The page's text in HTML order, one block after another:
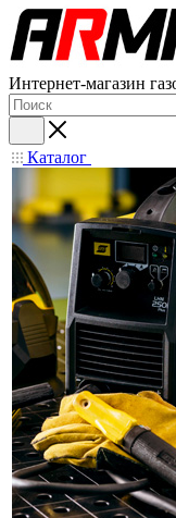
Интернет-магазин
Каталог